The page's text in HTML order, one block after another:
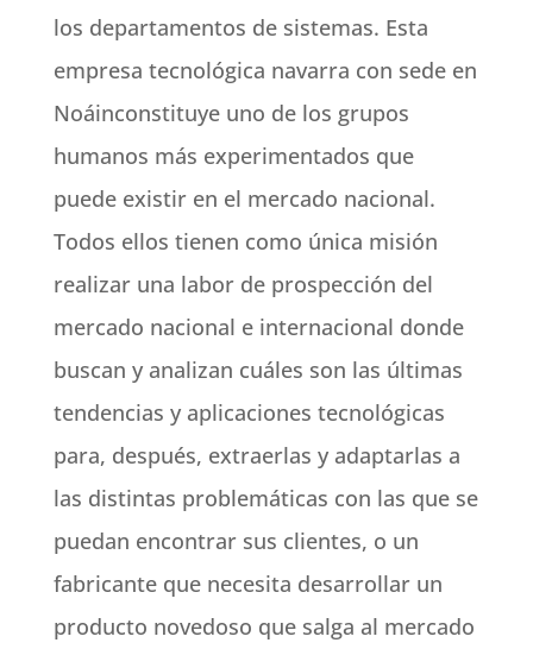
los departamentos de sistemas. Esta
empresa tecnológica navarra con sede en
Noáinconstituye uno de los grupos
humanos más experimentados que
puede existir en el mercado nacional.
Todos ellos tienen como única misión
realizar una labor de prospección del
mercado nacional e internacional donde
buscan y analizan cuáles son las últimas
tendencias y aplicaciones tecnológicas
para, después, extraerlas y adaptarlas a
las distintas problemáticas con las que se
puedan encontrar sus clientes, o un
fabricante que necesita desarrollar un
producto novedoso que salga al mercado